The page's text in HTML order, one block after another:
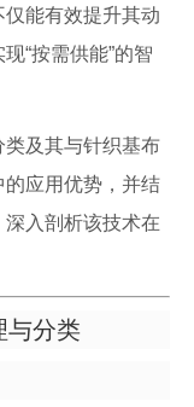
能有效提升其动
“按需供能”的智
及其与针织基布
应用优势，并结
入剖析该技术在
与分类